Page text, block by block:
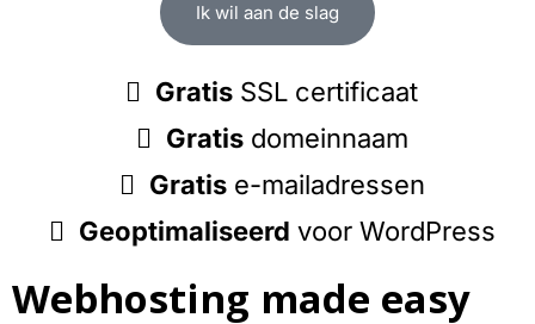
Ik wil aan de slag
Gratis SSL certificaat
Gratisdomeinnaam
Gratise-mailadressen
Geoptimaliseerd voor WordPress
Webhosting made easy